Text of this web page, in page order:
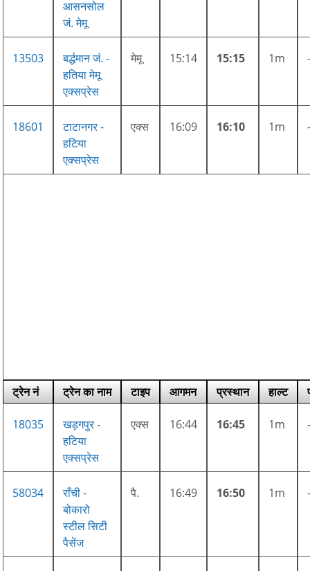
आसनसोल
जं. मेमू
13503
बर्द्धमान जं. -
हतिया मेमू
एक्सप्रेस
मेमू 15:14 15:15 1m
18601
टाटानगर -
हटिया
एक्सप्रेस
एक्स 16:09 16:10 1m
ट्रेन नं ट्रेन का नाम टाइप आगमन प्रस्थान हाल्ट
18035
खड़गपुर -
हटिया
एक्सप्रेस
एक्स 16:44 16:45 1m
58034
राँची -
बोकारो
स्टील सिटी
पैसेंज
पै. 16:49 16:50 1m